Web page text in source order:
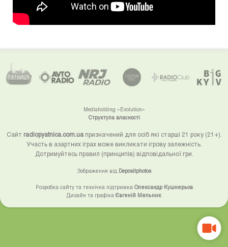
Mediaholding «Evolution»
Структупа власності
Сайт radiopyatnica.com.uaпризначений для осіб які старші 21 року (21+).
Участь в азартних іграх може викликати ігрову залежність.
Дотримуйтесь правил (принципів) відповідальної гри.
Зображення від Depositphotos
Розробка сайту та технічна підтримка Олександр Кушнерьов
Дизайн та графіка Євгеній Мельник